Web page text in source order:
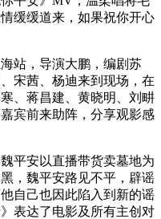
缓缓道来，如果祝你开心
站，导演大鹏，编剧苏
宋茜、杨迪来到现场，在
、蒋昌建、黄晓明、刘畊
宾前来助阵，分享观影感
平安以直播带货卖墓地为
，魏平安路见不平，辟谣
自己也因此陷入到新的谣
表达了电影及所有主创对